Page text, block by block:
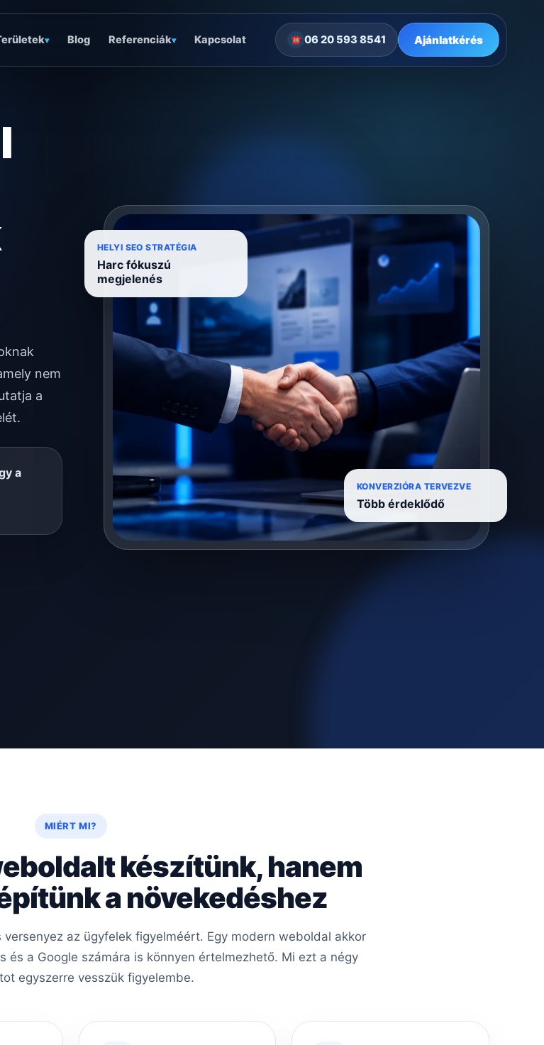
▾ Blog Referenciák▾ Kapcsolat ☎ 06 20 593 8541 Ajánlatkérés
nem
a
a
HELYI SEO STRATÉGIA
Harc fókuszú
megjelenés
KONVERZIÓRA TERVEZVE
Több érdeklődő
MIÉRT MI?
készítünk, hanem
a növekedéshez
az ügyfelek figyelméért. Egy modern weboldal akkor
és a Google számára is könnyen értelmezhető. Mi ezt a négy
egyszerre vesszük figyelembe.